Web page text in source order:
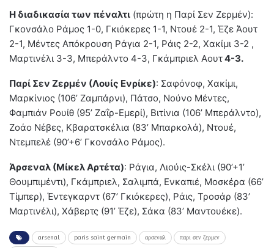
Η διαδικασία των πέναλτι (πρώτη η Παρί Σεν Ζερμέν):
Γκονσάλο Ράμος 1-0, Γκιόκερες 1-1, Ντουέ 2-1, Έζε Άουτ
2-1, Μέντες Απόκρουση Ράγια 2-1, Ράις 2-2, Χακίμι 3-2 ,
Μαρτινέλι 3-3, Μπεράλντο 4-3, Γκάμπριελ Αουτ4-3.
Παρί Σεν Ζερμέν (Λουίς Ενρίκε): Σαφόνοφ, Χακίμι,
Μαρκίνιος (106’ Ζαμπάρνι), Πάτσο, Νούνο Μέντες,
Φαμπιάν Ρουίθ (95’ Ζαΐρ-Εμερί), Βιτίνια (106’ Μπεράλντο),
Ζοάο Νέβες, Κβαρατσκέλια (83’ Μπαρκολά), Ντουέ,
Ντεμπελέ (90’+6’ Γκονσάλο Ράμος).
Άρσεναλ (Μίκελ Αρτέτα): Ράγια, Λιούις-Σκέλι (90’+1’
Θουμπιμέντι), Γκάμπριελ, Σαλιμπά, Ενκαπιέ, Μοσκέρα (66’
Τίμπερ), Έντεγκαρντ (67’ Γκιόκερες), Ράις, Τροσάρ (83’
Μαρτινέλι), Χάβερτς (91’ Έζε), Σάκα (83’ Μαντουέκε).
arsenal paris saint germain αρσεναλ παρι σεν ζερμεν